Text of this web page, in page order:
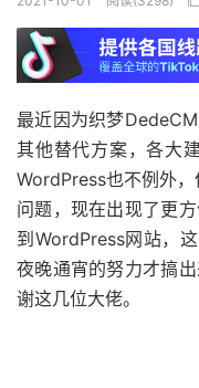
最近因为织梦
其他替代方案，各大
WordPress也不例外
问题，现在出现了更
到WordPress网站，
夜晚通宵的努力才搞
谢这几位大佬。